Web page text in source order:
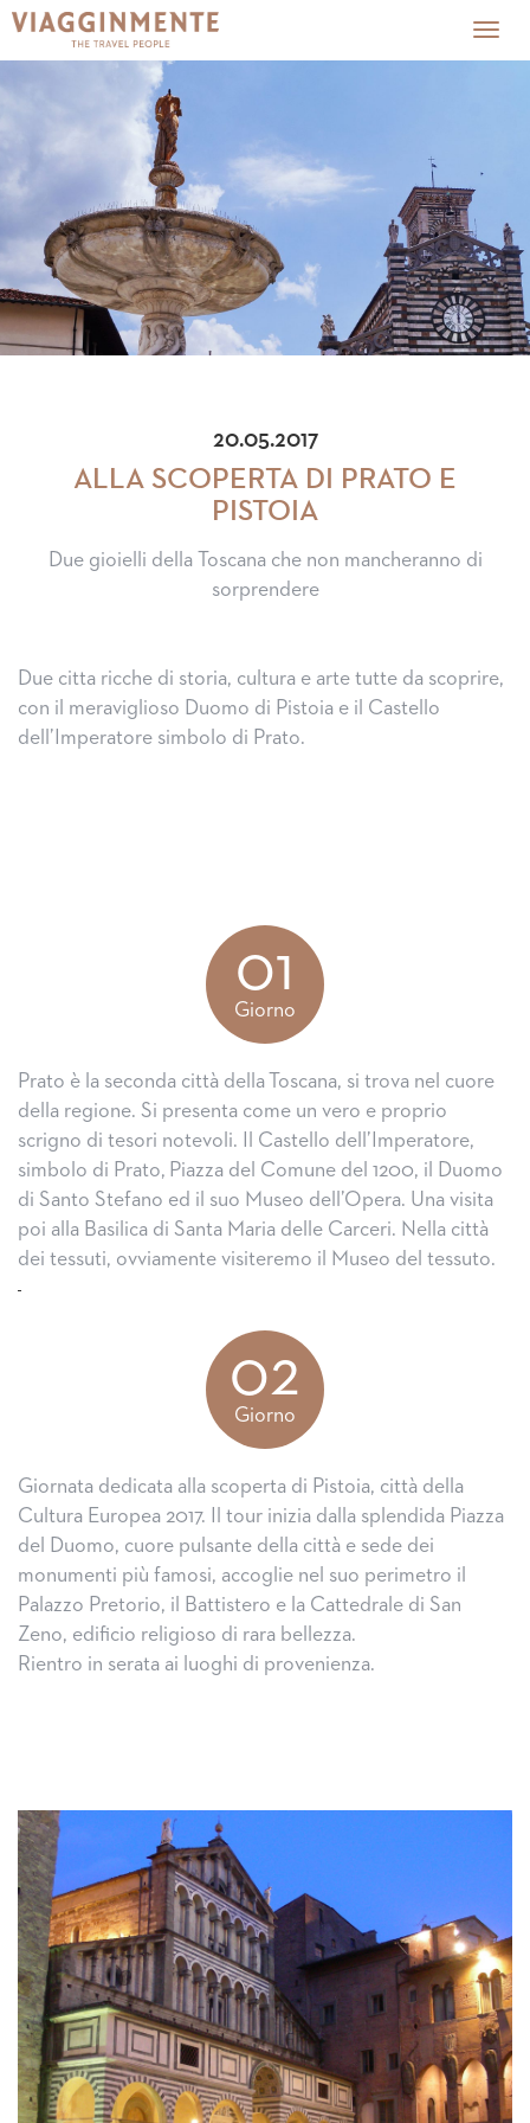
20.05.2017
ALLA SCOPERTA DI PRATO E
PISTOIA
Due gioielli della Toscana che non mancheranno di
sorprendere
Due citta ricche di storia, cultura e arte tutte da scoprire,
con il meraviglioso Duomo di Pistoia e il Castello
dell’Imperatore simbolo di Prato.
01
Giorno
Prato è la seconda città della Toscana, si trova nel cuore
della regione. Si presenta come un vero e proprio
scrigno di tesori notevoli. Il Castello dell’Imperatore,
simbolo di Prato, Piazza del Comune del 1200, il Duomo
di Santo Stefano ed il suo Museo dell’Opera. Una visita
poi alla Basilica di Santa Maria delle Carceri. Nella città
dei tessuti, ovviamente visiteremo il Museo del tessuto.
02
Giorno
Giornata dedicata alla scoperta di Pistoia, città della
Cultura Europea 2017. Il tour inizia dalla splendida Piazza
del Duomo, cuore pulsante della città e sede dei
monumenti più famosi, accoglie nel suo perimetro il
Palazzo Pretorio, il Battistero e la Cattedrale di San
Zeno, edificio religioso di rara bellezza.
Rientro in serata ai luoghi di provenienza.